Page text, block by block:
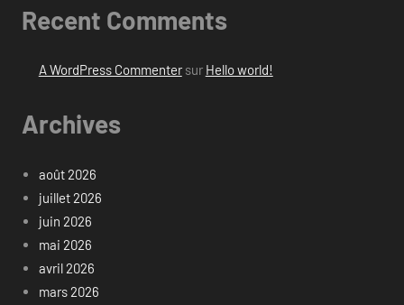
Recent Comments
A WordPress Commentersur Hello world!
Archives
août 2026
juillet 2026
juin 2026
mai 2026
avril 2026
mars 2026